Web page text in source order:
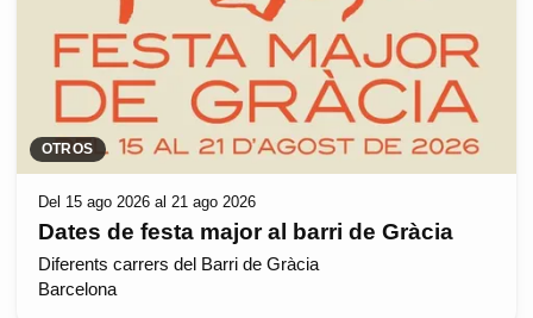
OTROS
Del 15 ago 2026 al 21 ago 2026
Dates de festa major al barri de Gràcia
Diferents carrers del Barri de Gràcia
Barcelona